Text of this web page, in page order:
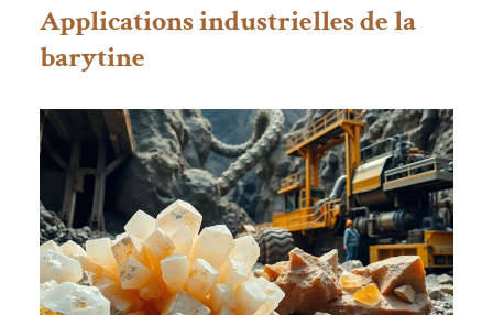
Applications industrielles de la
barytine